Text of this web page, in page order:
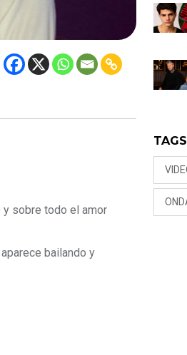
y sobre todo el amor
bailando y
TAGS